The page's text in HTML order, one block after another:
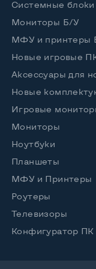
DDR4
8 GB
SSD
SSD
Системные
Мониторы Б/У
МФУ и принтеры
Новые игровые
Аксессуары для
Новые
Игровые
Мониторы
Ноутбуки
Планшеты
МФУ и Принтеры
Роутеры
Телевизоры
Конфигуратор ПК